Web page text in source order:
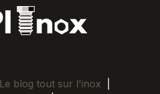
Le blog tout sur l'inox